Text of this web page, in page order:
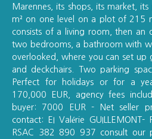
Marennes, its shops, its market,
m² on one level on a plot of 215
consists of a living room, then an
two bedrooms, a bathroom with
overlooked, where you can set up
and deckchairs. Two parking
Perfect for holidays or for a
170,000 EUR, agency fees
buyer: 7000 EUR - Net seller
contact: EI Valérie GUILLEMONT-
RSAC 382 890 937 consult our